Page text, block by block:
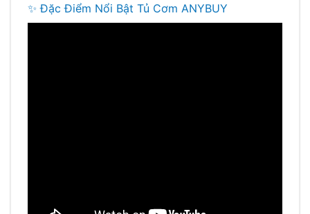
✨ Đặc Điểm Nổi Bật Tủ Cơm ANYBUY